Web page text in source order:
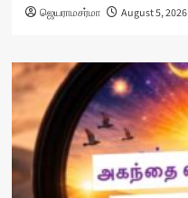
ஜெயராமசர்மா August 5, 2026